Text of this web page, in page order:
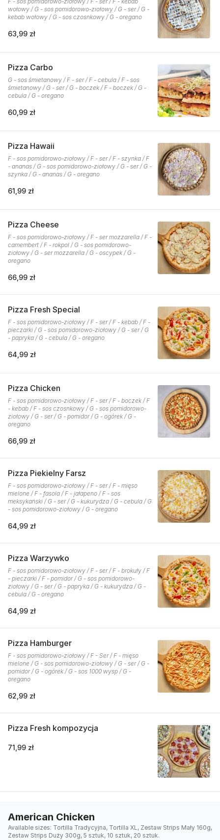
wołowy / G - sos pomidorowo-ziołowy / G - ser / G -
kebab wołowy / G - sos czosnkowy / G - oregano
63,99 zł
Pizza Carbo
G - sos śmietanowy / F - ser / F - cebula / F - sos
śmietanowy / G - ser / G - boczek / F - boczek / G -
cebula / G - oregano
60,99 zł
Pizza Hawaii
F - sos pomidorowo-ziołowy / F - ser / F - szynka / F
- ananas / G - sos pomidorowo-ziołowy / G - ser / G -
szynka / G - ananas / G - oregano
61,99 zł
Pizza Cheese
F - sos pomidorowo-ziołowy / F - ser mozzarella / F -
camembert / F - rokpol / G - sos pomidorowo-
ziołowy / G - ser mozzarella / G - oscypek / G -
oregano
66,99 zł
Pizza Fresh Special
F - sos pomidorowo-ziołowy / F - ser / F - kebab / F -
pieczarki / G - sos pomidorowo-ziołowy / G - ser / G
- papryka / G - cebula / G - oregano
64,99 zł
Pizza Chicken
F - sos pomidorowo-ziołowy / F - ser / F - boczek / F
- kebab / F - sos czosnkowy / G - sos pomidorowo-
ziołowy / G - ser / G - pomidor / G - ogórek / G -
oregano
66,99 zł
Pizza Piekielny Farsz
F - sos pomidorowo-ziołowy / F - ser / F - mięso
mielone / F - fasola / F - jałapeno / F - sos
meksykański / G - ser / G - kukurydza / G - cebula / G
- sos pomidorowo-ziołowy / G - oregano
64,99 zł
Pizza Warzywko
F - sos pomidorowo-ziołowy / F - ser / F - brokuły / F
- pieczarki / F - pomidor / G - sos pomidorowo-
ziołowy / G - ser / G - papryka / G - kukurydza / G -
cebula / G - oregano
64,99 zł
Pizza Hamburger
F - sos pomidorowo-ziołowy / F - Ser / F - mięso
mielone / G - sos pomidorowo-ziołowy / G - ser / G -
pomidor / G - ogórek / G - sos 1000 wysp / G -
oregano
62,99 zł
Pizza Fresh kompozycja
71,99 zł
American Chicken
Available sizes: Tortilla Tradycyjna, Tortilla XL, Zestaw Strips Mały 160g,
Zestaw Strips Duży 300g, 5 sztuk, 10 sztuk, 20 sztuk.